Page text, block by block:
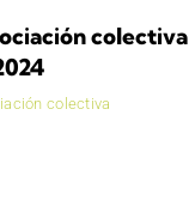
colectiva
colectiva